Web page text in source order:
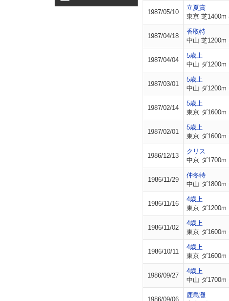
1987/05/10
立夏賞
東京 芝1400m
1987/04/18
香取特
中山 芝1200m
1987/04/04
5歳上
中山 ダ1200m
1987/03/01
5歳上
中山 ダ1200m
1987/02/14
5歳上
東京 ダ1600m
1987/02/01
5歳上
東京 ダ1600m
1986/12/13
クリス
中京 ダ1700m
1986/11/29
仲冬特
中山 ダ1800m
1986/11/16
4歳上
東京 ダ1200m
1986/11/02
4歳上
東京 ダ1600m
1986/10/11
4歳上
東京 ダ1600m
1986/09/27
4歳上
中山 ダ1700m
1986/09/06
鹿島灘